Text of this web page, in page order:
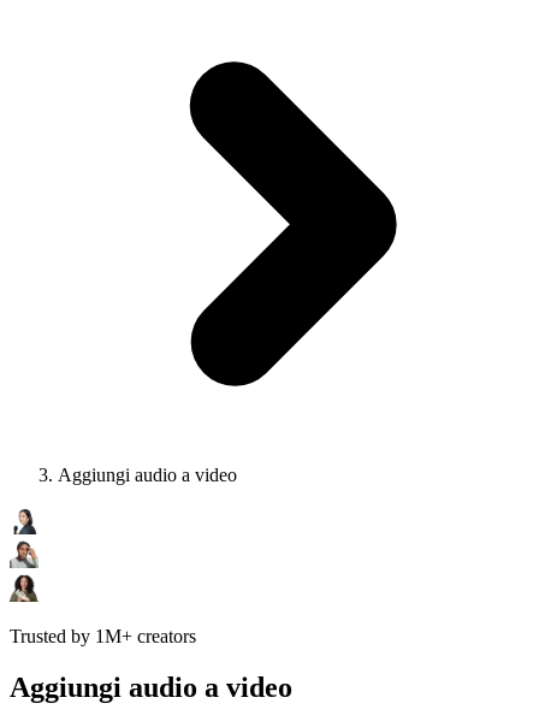
Aggiungi audio a video
Trusted by 1M+ creators
Aggiungi audio a video